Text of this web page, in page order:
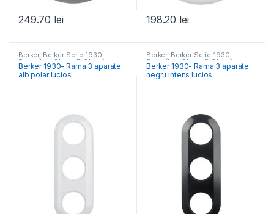
249.70 lei 198.20 lei
Berker, Berker Serie 1930,
Porzellan, Glass, R.Classic
Berker 1930- Rama 3 aparate,
alb polar lucios
Berker, Berker Serie 1930,
Porzellan, Glass, R.Classic
Berker 1930- Rama 3 aparate,
negru intens lucios